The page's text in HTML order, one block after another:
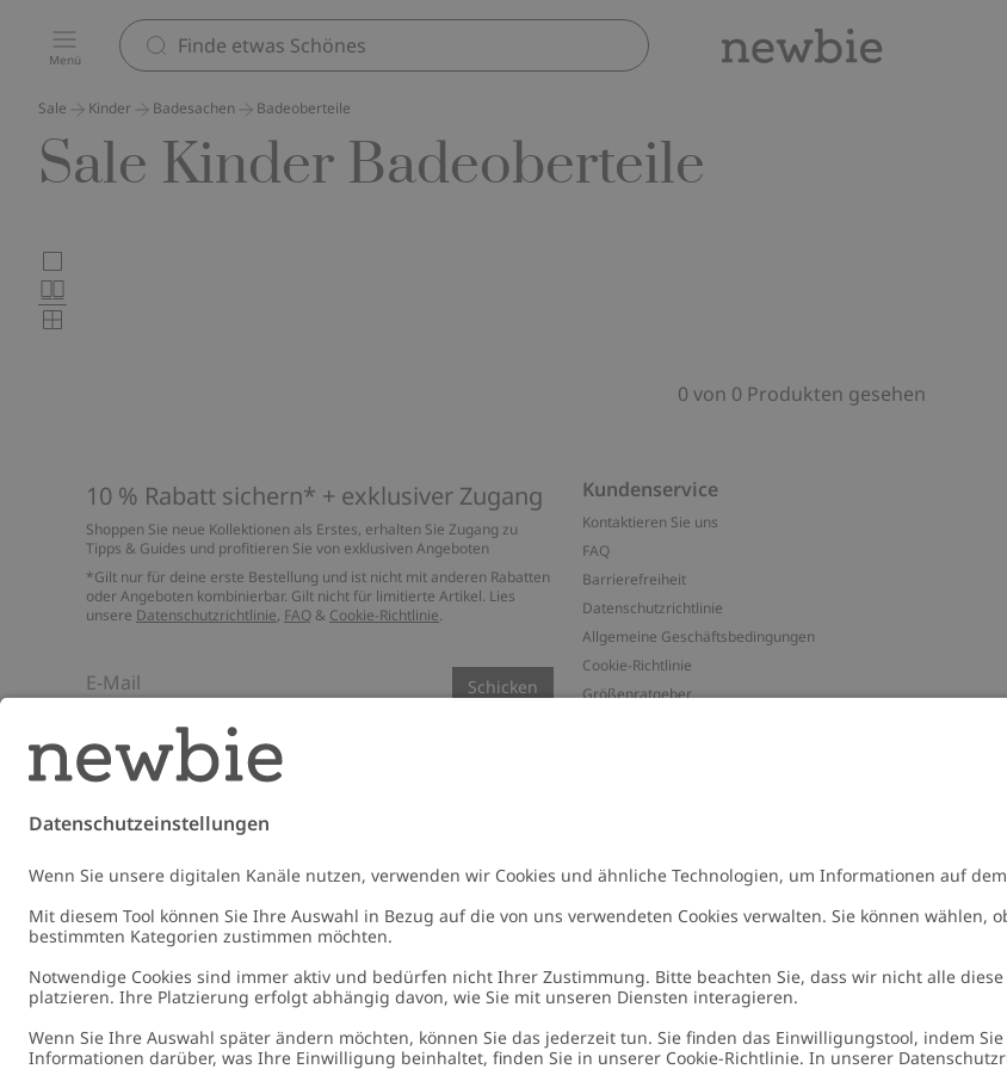
Menü
Sale Kinder Badesachen Badeoberteile
Sale Kinder Badeoberteile
Wählen
Sie
0 von 0 Produkten gesehen
10 % Rabatt sichern* + exklusiver Zugang
Shoppen Sie neue Kollektionen als Erstes, erhalten Sie Zugang zu
Tipps & Guides und profitieren Sie von exklusiven Angeboten
*Gilt nur für deine erste Bestellung und ist nicht mit anderen Rabatten
oder Angeboten kombinierbar. Gilt nicht für limitierte Artikel. Lies
unsere Datenschutzrichtlinie, FAQ & Cookie-Richtlinie.
E-Mail Schicken
Kundenservice
Kontaktieren Sie uns
FAQ
Barrierefreiheit
Datenschutzrichtlinie
Allgemeine Geschäftsbedingungen
Cookie-Richtlinie
Größenratgeber
Germany
Cookies